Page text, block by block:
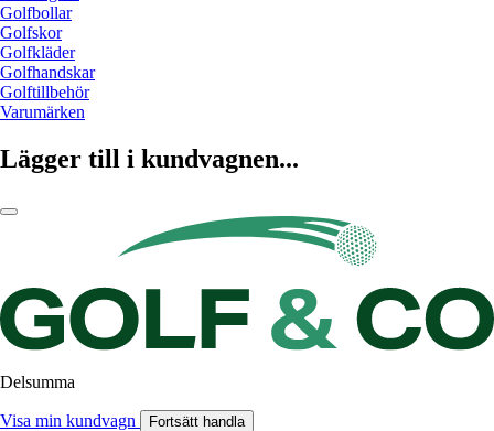
Golfbollar
Golfskor
Golfkläder
Golfhandskar
Golftillbehör
Varumärken
Lägger till i kundvagnen...
Delsumma
Visa min kundvagn Fortsätt handla